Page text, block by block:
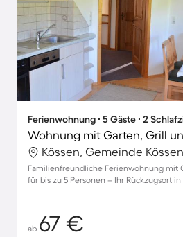
Ferienwohnung ∙ 5 Gäste ∙ 2
Wohnung mit Garten, Grill
Kössen, Gemeinde
Familienfreundliche Ferienwohnung mit
für bis zu 5 Personen – Ihr Rückzugsort in
ab 67 €